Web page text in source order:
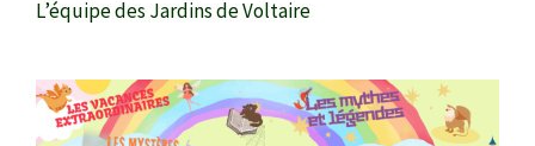
L’équipe des Jardins de Voltaire